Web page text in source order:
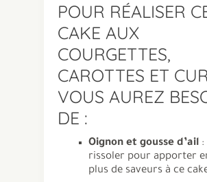
POUR RÉALISER
CAKE AUX
COURGETTES,
CAROTTES ET
VOUS AUREZ
DE :
Oignon et gousse d’ail :
rissoler pour apporter
plus de saveurs à ce